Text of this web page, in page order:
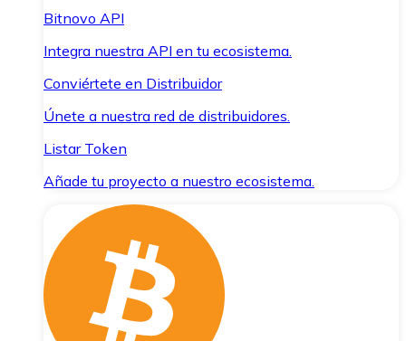
Bitnovo API
Integra nuestra API en tu ecosistema.
Conviértete en Distribuidor
Únete a nuestra red de distribuidores.
Listar Token
Añade tu proyecto a nuestro ecosistema.